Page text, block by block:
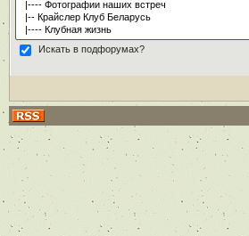
Искать в подфорумах?